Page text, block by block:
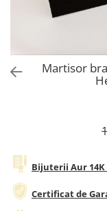
Cadouri pentru
Profesoare
Cadouri Cupluri
Cercei din aur
Bijuterii Profesii
Bijuterii Tematice
Bijuterii cu mesaj
Bijuterii
Martisor
Bijuterii Aur
Certificat de